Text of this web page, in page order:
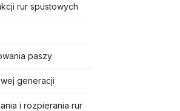
rur spustowych
paszy
generacji
i rozpierania rur